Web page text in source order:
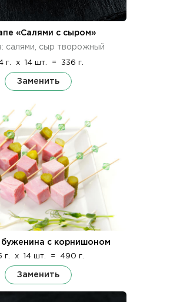
«Салями с сыром»
салями, сыр творожный
г. x 14 шт. = 336 г.
Заменить
буженина с корнишоном
г. x 14 шт. = 490 г.
Заменить